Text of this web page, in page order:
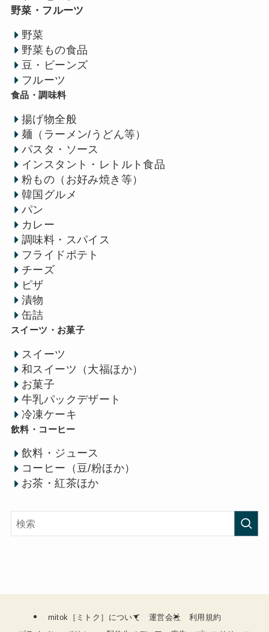
野菜・フルーツ
野菜
野菜もの食品
豆・ビーンズ
フルーツ
食品・調味料
揚げ物全般
麺（ラーメン/うどん等）
パスタ・ソース
インスタント・レトルト食品
粉もの（お好み焼き等）
韓国グルメ
パン
カレー
調味料・スパイス
フライドポテト
チーズ
ピザ
漬物
缶詰
スイーツ・お菓子
スイーツ
和スイーツ（大福ほか）
お菓子
牛乳パックデザート
冷凍ケーキ
飲料・コーヒー
飲料・ジュース
コーヒー（豆/粉ほか）
お茶・紅茶ほか
mitok［ミトク］について 運営会社
利用規約